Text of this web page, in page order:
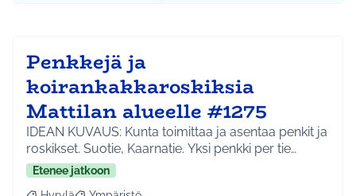
Penkkejä ja
koirankakkaroskiksia
Mattilan alueelle #1275
IDEAN KUVAUS: Kunta toimittaa ja asentaa penkit ja
roskikset. Suotie, Kaarnatie. Yksi penkki per tie…
Etenee jatkoon